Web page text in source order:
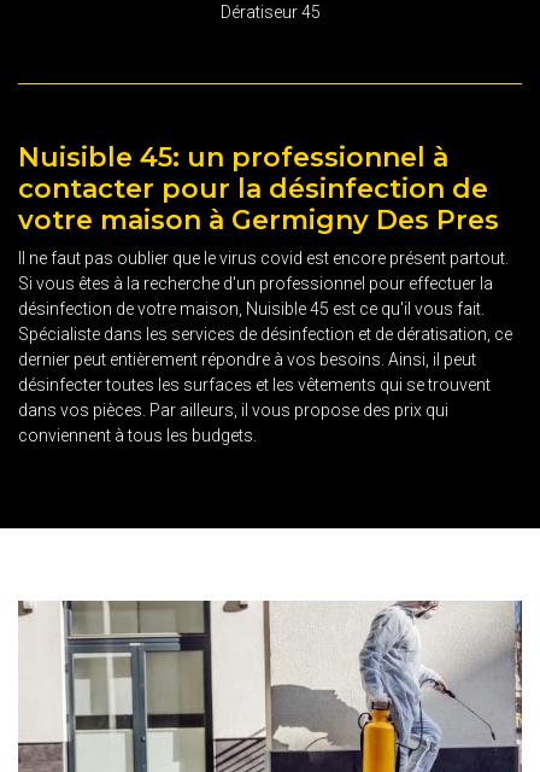
Dératiseur 45
Nuisible 45: un professionnel à
contacter pour la désinfection de
votre maison à Germigny Des Pres
Il ne faut pas oublier que le virus covid est encore présent partout.
Si vous êtes à la recherche d'un professionnel pour effectuer la
désinfection de votre maison, Nuisible 45 est ce qu'il vous fait.
Spécialiste dans les services de désinfection et de dératisation, ce
dernier peut entièrement répondre à vos besoins. Ainsi, il peut
désinfecter toutes les surfaces et les vêtements qui se trouvent
dans vos pièces. Par ailleurs, il vous propose des prix qui
conviennent à tous les budgets.